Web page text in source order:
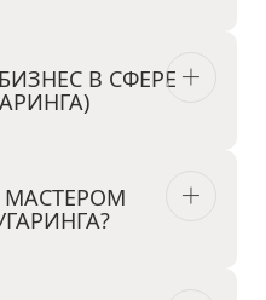
В СФЕРЕ
МАСТЕРОМ